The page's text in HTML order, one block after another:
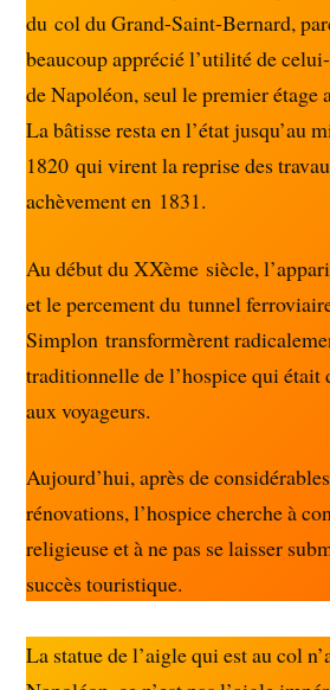
du col du Grand-Saint-Bernard,
beaucoup apprécié l’utilité de
de Napoléon, seul le premier étage
La bâtisse resta en l’état jusqu’au
1820 qui virent la reprise des
achèvement en 1831.
Au début du XXème siècle,
et le percement du tunnel
Simplon transformèrent
traditionnelle de l’hospice qui était
aux voyageurs.
Aujourd’hui, après de
rénovations, l’hospice cherche à
religieuse et à ne pas se laisser
succès touristique.
La statue de l’aigle qui est au col